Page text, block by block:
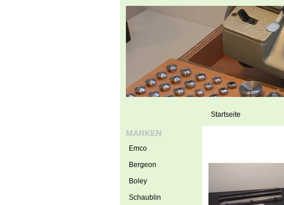
Startseite
MARKEN
Emco
Bergeon
Boley
Schaublin